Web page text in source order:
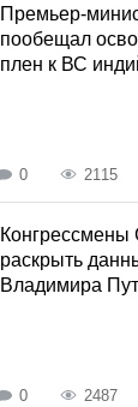
Премьер-
пообещал
плен к ВС
0 2115
раскрыть
Владимира
0 2487